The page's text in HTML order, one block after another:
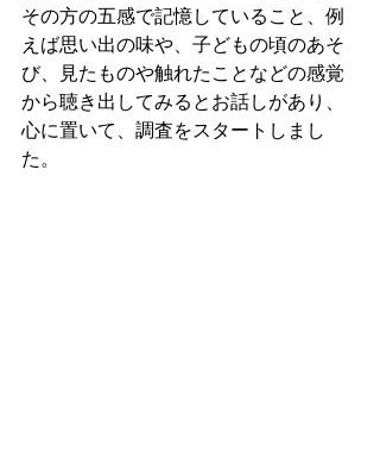
その方の五感で記憶していること、例
えば思い出の味や、子どもの頃のあそ
び、見たものや触れたことなどの感覚
から聴き出してみるとお話しがあり、
心に置いて、調査をスタートしまし
た。